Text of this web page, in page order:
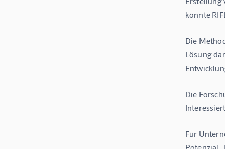
könnte
Die
Lösung
Die
Für